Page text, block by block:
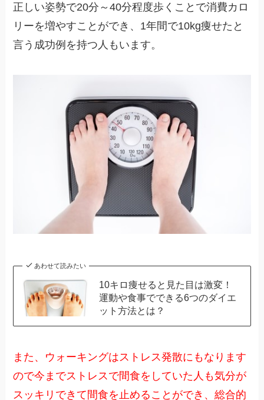
正しい姿勢で20分～40分程度歩くことで消費カロ
リーを増やすことができ、1年間で10kg痩せたと
言う成功例を持つ人もいます。
あわせて読みたい
10キロ痩せると見た目は激変！
運動や食事でできる6つのダイエ
ット方法とは？
また、ウォーキングはストレス発散にもなります
ので今までストレスで間食をしていた人も気分が
スッキリできて間食を止めることができ、総合的